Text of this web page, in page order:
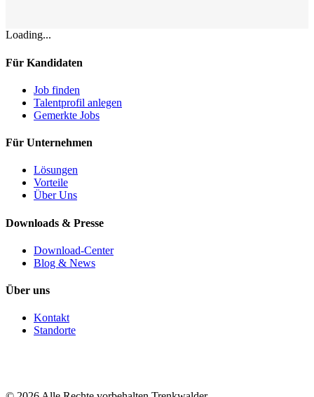
Loading...
Für Kandidaten
Job finden
Talentprofil anlegen
Gemerkte Jobs
Für Unternehmen
Lösungen
Vorteile
Über Uns
Downloads & Presse
Download-Center
Blog & News
Über uns
Kontakt
Standorte